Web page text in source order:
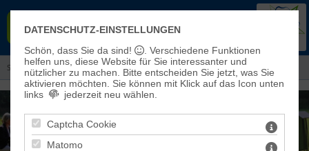
EISLEBEN-SÖMMERDA
Sie sind hier:Aktuelles> Informationen aus dem Kreiskirchenrat
DATENSCHUTZ-EINSTELLUNGEN
Schön, dass Sie da sind!
. Verschiedene Funktionen
helfen uns, diese Website für Sie interessanter und
nützlicher zu machen.
Bitte entscheiden Sie jetzt, was Sie
aktivieren möchten. Sie können mit Klick auf das Icon unten
links
jederzeit neu wählen.
Captcha Cookie
Matomo